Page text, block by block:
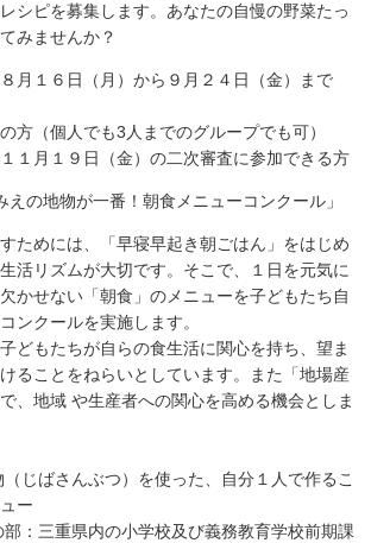
シピを募集します。あなたの自慢の野菜たっ
みませんか？
月１６日（月）から９月２４日（金）まで
方（個人でも3人までのグループでも可）
９日（金）の二次審査に参加できる方
えの地物が一番！朝食メニューコンクール」
ためには、「早寝早起き朝ごはん」をはじめ
活リズムが大切です。そこで、１日を元気に
かせない「朝食」のメニューを子どもたち自
ンクールを実施します。
どもたちが自らの食生活に関心を持ち、望ま
ることをねらいとしています。また「地場産
、地域 や生産者への関心を高める機会としま
（じばさんぶつ）を使った、自分１人で作るこ
ー
三重県内の小学校及び義務教育学校前期課